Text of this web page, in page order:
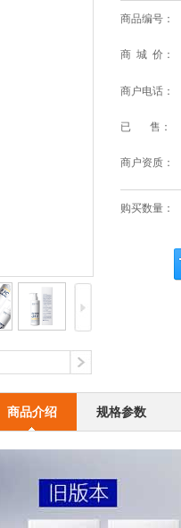
商品编号：
商 城 价：
商户电话：
已 售：
商户资质：
购买数量：
商品介绍 规格参数